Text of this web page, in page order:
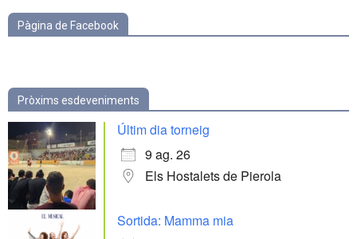
Pàgina de Facebook
Pròxims esdeveniments
Últim dia torneig
9 ag. 26
Els Hostalets de Pierola
Sortida: Mamma mia